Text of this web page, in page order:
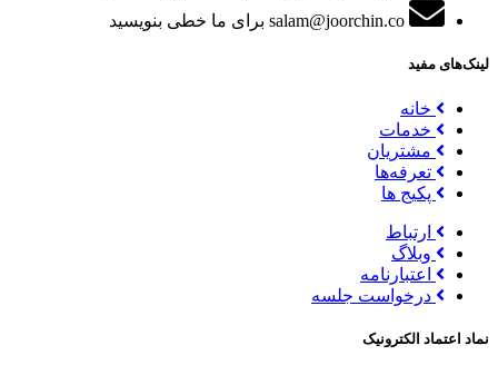
salam@joorchin.co برای ما خطی بنویسید
لینک‌های مفید
خانه
خدمات
مشتریان
تعرفه‌ها
پکیج ها
ارتباط
وبلاگ
اعتبارنامه
درخواست جلسه
نماد اعتماد الکترونیک